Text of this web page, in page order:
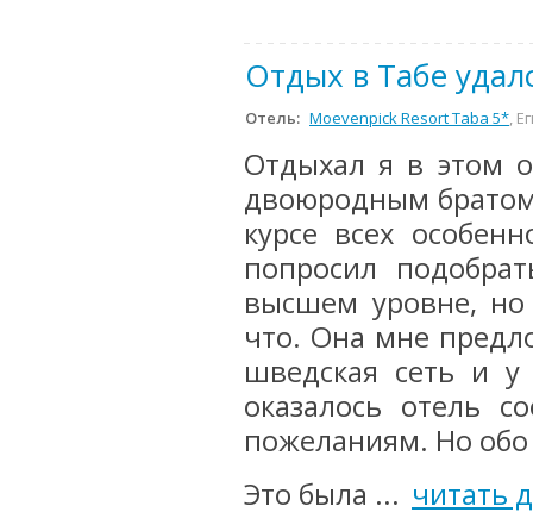
Отдых в Табе
Отель: Moevenpick Resort Taba 5*,
Отдыхал я в этом
двоюродным
курсе всех
попросил
высшем уровне, но
что. Она мне
шведская сеть и
оказалось отель
пожеланиям. Но
Это была ... читать